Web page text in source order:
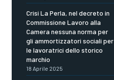
Crisi La Perla, nel decreto in
Commissione Lavoro alla
Camera nessuna norma per
gli ammortizzatori sociali per
le lavoratrici dello storico
marchio
18 Aprile 2025